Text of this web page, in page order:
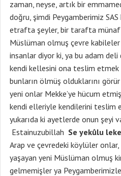
zaman, neyse, artık bir
doğru, şimdi Peygamberimiz
etrafta şeyler, bir tarafta
Müslüman olmuş çevre
insanlar diyor ki, ya bu adam
kendi kellesini ona teslim etmek
bunların ölmüş olduklarını
yeni onlar Mekke’ye hücum
kendi elleriyle kendilerini teslim
yukarıda ki ayetlerde onun şeyi
Estainuzubillah Se yekûlu
Arap ve çevredeki köylüler onlar,
yaşayan yeni Müslüman olmuş
gelmemişler ya